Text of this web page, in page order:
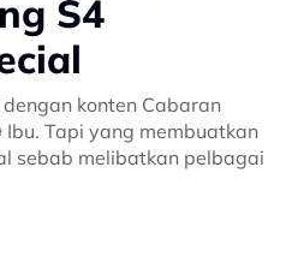
S4
konten Cabaran
Tapi yang membuatkan
sebab melibatkan pelbagai